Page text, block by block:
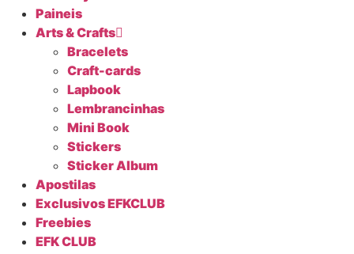
Paineis
Arts & Crafts
Bracelets
Craft-cards
Lapbook
Lembrancinhas
Mini Book
Stickers
Sticker Album
Apostilas
Exclusivos EFKCLUB
Freebies
EFK CLUB